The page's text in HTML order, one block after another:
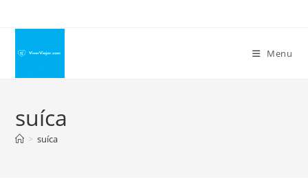
conteúdo
Menu
suíca
> suíca